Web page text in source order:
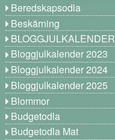
Beredskapsodla
Beskärning
BLOGGJULKALENDER
Bloggjulkalender 2023
Bloggjulkalender 2024
Bloggjulkalender 2025
Blommor
Budgetodla
Budgetodla Mat